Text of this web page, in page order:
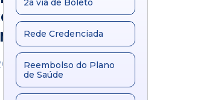
2a via de Boleto
Rede Credenciada
Reembolso do Plano
de Saúde
de